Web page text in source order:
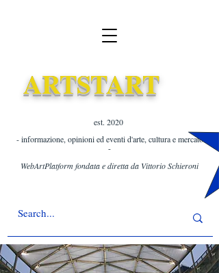
ARTSTART
est. 2020 ​
- informazione, opinioni ed eventi d'arte, cultura e mercato
-
WebArtPlatform fondata e diretta da Vittorio Schieroni